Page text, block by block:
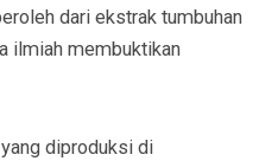
dari ekstrak tumbuhan
ilmiah membuktikan
diproduksi di